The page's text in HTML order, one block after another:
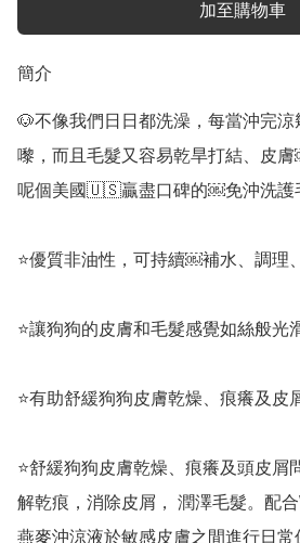
加至購物車
簡介
🐶不像我們日日都洗澡，每當沖完涼
嚟，而且毛髮又容易乾旱打結、皮
呢個美國🇺🇸贏盡口碑的￼免沖洗護
⭐️優質非油性，可持續￼補水、調理
⭐️讓狗狗的皮膚和毛髮感覺如絲般光
⭐️有助舒緩狗狗皮膚乾燥、痕癢及皮
⭐️舒緩狗狗皮膚乾燥、痕癢及頭皮屑
解乾痕，消除皮屑， 潤澤毛髮。配
燕麥沖涼液於敏感皮膚之間進行日